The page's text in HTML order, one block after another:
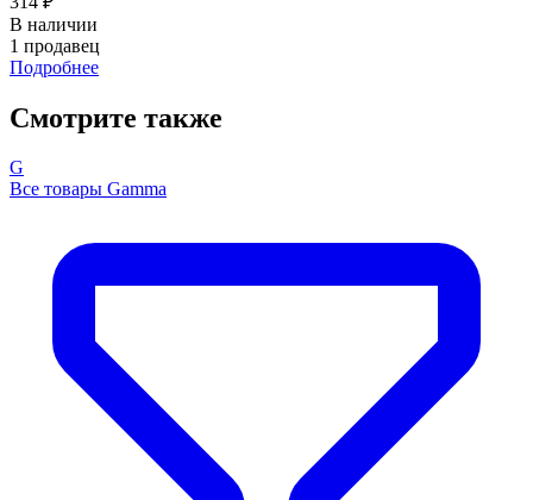
В наличии
1 продавец
Подробнее
Смотрите также
G
Все товары Gamma